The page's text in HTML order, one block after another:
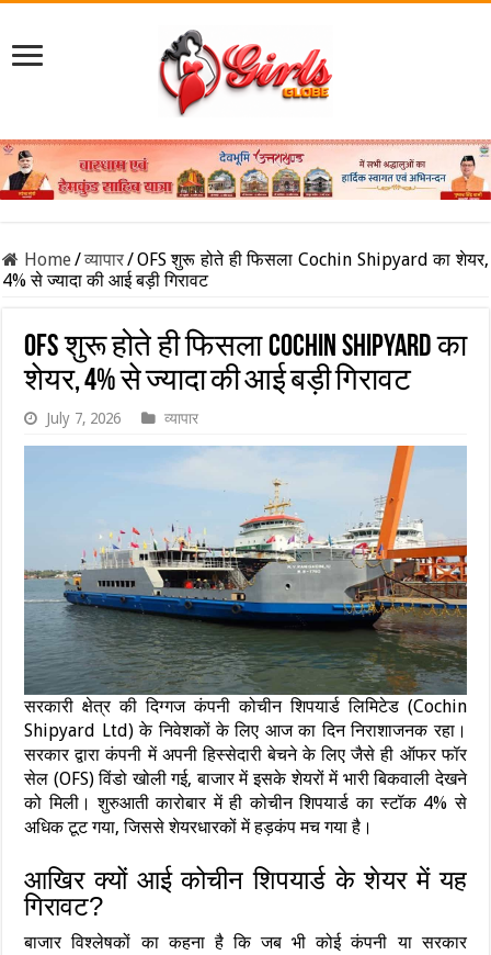
Home/व्यापार/OFS शुरू होते ही फिसला Cochin Shipyard का शेयर,
4% से ज्यादा की आई बड़ी गिरावट
OFS शुरू होते ही फिसला Cochin Shipyard का
शेयर, 4% से ज्यादा की आई बड़ी गिरावट
July 7, 2026 व्यापार
सरकारी क्षेत्र की दिग्गज कंपनी कोचीन शिपयार्ड लिमिटेड (Cochin
Shipyard Ltd) के निवेशकों के लिए आज का दिन निराशाजनक रहा।
सरकार द्वारा कंपनी में अपनी हिस्सेदारी बेचने के लिए जैसे ही ऑफर फॉर
सेल (OFS) विंडो खोली गई, बाजार में इसके शेयरों में भारी बिकवाली देखने
को मिली। शुरुआती कारोबार में ही कोचीन शिपयार्ड का स्टॉक 4% से
अधिक टूट गया, जिससे शेयरधारकों में हड़कंप मच गया है।
आखिर क्यों आई कोचीन शिपयार्ड के शेयर में यह
गिरावट?
बाजार विश्लेषकों का कहना है कि जब भी कोई कंपनी या सरकार